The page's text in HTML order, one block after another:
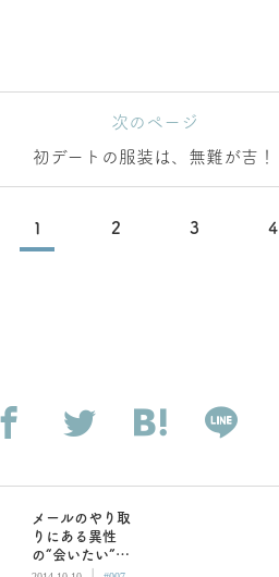
次のページ
初デートの服装は、無難が吉！
1 2 3 4
メールのやり取
りにある異性
の“会いたい”サ
インを見逃す